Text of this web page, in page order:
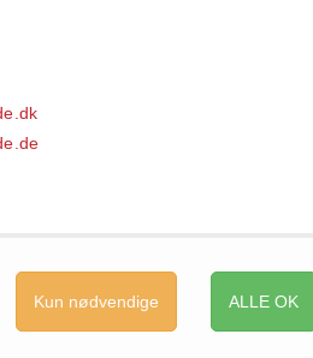
ALLE OK
Kun nødvendige